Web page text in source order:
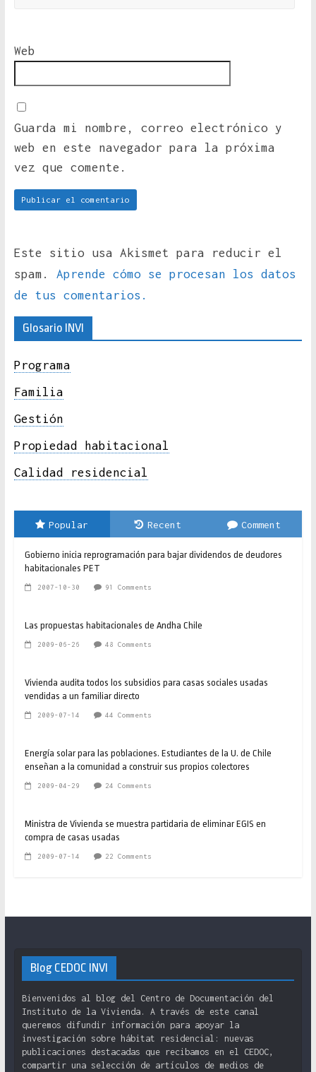
Web
Guarda mi nombre, correo electrónico y
web en este navegador para la próxima
vez que comente.
Este sitio usa Akismet para reducir el
spam. Aprende cómo se procesan los datos
de tus comentarios.
Glosario INVI
Programa
Familia
Gestión
Propiedad habitacional
Calidad residencial
Popular Recent Comment
Gobierno inicia reprogramación para bajar dividendos de deudores
habitacionales PET
2007-10-30 91 Comments
Las propuestas habitacionales de Andha Chile
2009-06-26 48 Comments
Vivienda audita todos los subsidios para casas sociales usadas
vendidas a un familiar directo
2009-07-14 44 Comments
Energía solar para las poblaciones. Estudiantes de la U. de Chile
enseñan a la comunidad a construir sus propios colectores
2009-04-29 24 Comments
Ministra de Vivienda se muestra partidaria de eliminar EGIS en
compra de casas usadas
2009-07-14 22 Comments
Blog CEDOC INVI
Bienvenidos al blog del Centro de Documentación del
Instituto de la Vivienda. A través de este canal
queremos difundir información para apoyar la
investigación sobre hábitat residencial: nuevas
publicaciones destacadas que recibamos en el CEDOC,
compartir una selección de artículos de medios de